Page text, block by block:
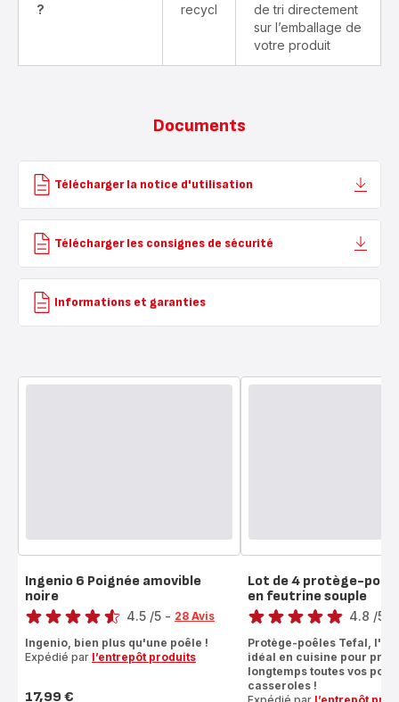
?
recyclable
de tri directement
sur l’emballage de
votre produit
Documents
Télécharger la notice d'utilisation
Télécharger les consignes de sécurité
Informations et garanties
Ingenio 6 Poignée amovible
noire
Note
4.5 /5 - 28 Avis
Ingenio, bien plus qu'une poêle !
Expédié par l’entrepôt produits
17,99 €
Lot de 4 protège-
en feutrine souple
Note
4.8 /5
Protège-poêles Tefal,
idéal en cuisine pour
longtemps toutes vos
casseroles !
Expédié par l’entrepôt